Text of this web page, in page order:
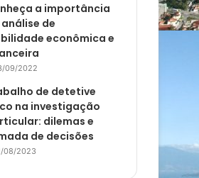
a importância
de
econômica e
09/2022
de detetive
na investigação
dilemas e
de decisões
08/2023